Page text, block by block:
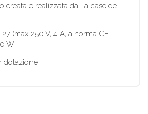
creata e realizzata da La case de
(max 250 V, 4 A, a norma CE-
W
dotazione